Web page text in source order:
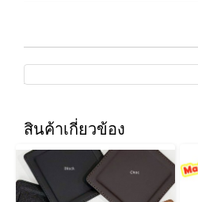
สินค้าเกี่ยวข้อง